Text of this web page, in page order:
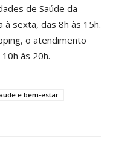
de Saúde da
à sexta, das 8h às 15h.
o atendimento
às 20h.
e bem-estar